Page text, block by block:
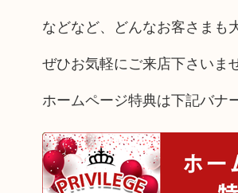
などなど、どんなお客さまも
ぜひお気軽にご来店下さいま
ホームページ特典は下記バナ